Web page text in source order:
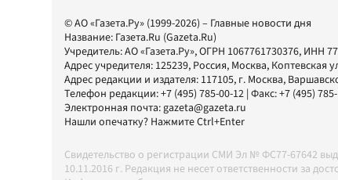
© АО «Газета.Ру» (1999-2026) – Главные новости дня
Название: Газета.Ru (Gazeta.Ru)
Учредитель:АО «Газета.Ру», ОГРН 1067761730376, ИНН
Адрес учредителя: 125239, Россия, Москва, Коптевская
Адрес редакции и издателя: 117105, г. Москва,
Телефон редакции:+7 (495) 785-00-12 | Факс:+7 (495)
Электронная почта:gazeta@gazeta.ru
Нашли опечатку? Нажмите Ctrl+Enter
Свидетельство о регистрации СМИ Эл № ФС77-67642
10.11.2016 г. Редакция не несет ответственности за